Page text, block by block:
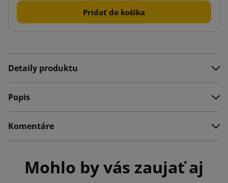
Pridať do košíka
Detaily produktu
Popis
Komentáre
Mohlo by vás zaujať aj